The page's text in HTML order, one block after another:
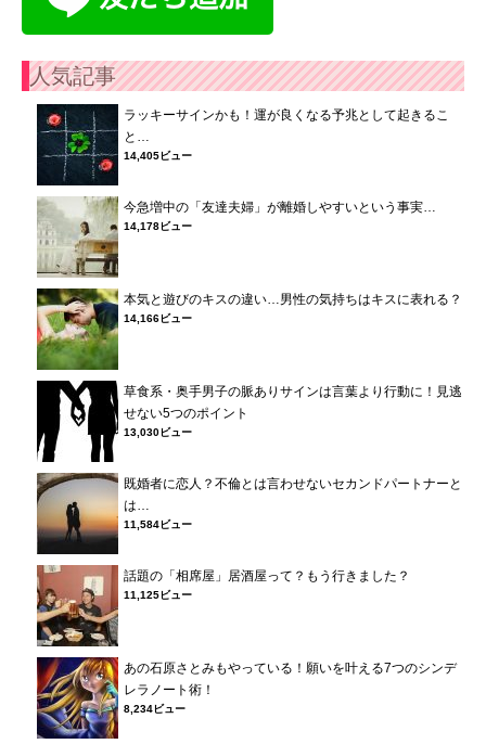
人気記事
ラッキーサインかも！運が良くなる予兆として起きるこ
と…
14,405ビュー
今急増中の「友達夫婦」が離婚しやすいという事実…
14,178ビュー
本気と遊びのキスの違い…男性の気持ちはキスに表れる？
14,166ビュー
草食系・奥手男子の脈ありサインは言葉より行動に！見逃
せない5つのポイント
13,030ビュー
既婚者に恋人？不倫とは言わせないセカンドパートナーと
は…
11,584ビュー
話題の「相席屋」居酒屋って？もう行きました？
11,125ビュー
あの石原さとみもやっている！願いを叶える7つのシンデ
レラノート術！
8,234ビュー